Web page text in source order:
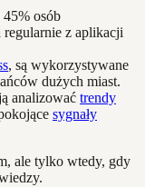
45% osób
regularnie z aplikacji
, są wykorzystywane
dużych miast.
analizować trendy
sygnały
ale tylko wtedy, gdy